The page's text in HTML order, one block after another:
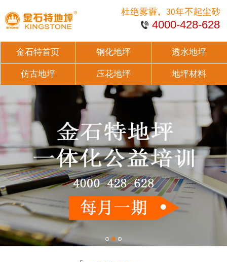
4000-428-628
金石特首页 钢化地坪 透水地坪
仿古地坪 压花地坪 地坪材料